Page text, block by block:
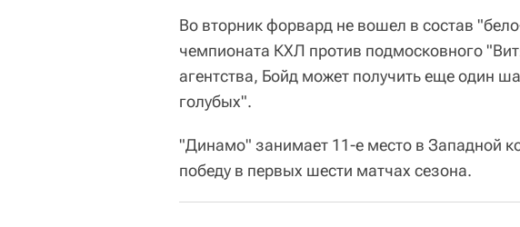
Во вторник форвард не вошел в состав
чемпионата КХЛ против подмосковного
агентства, Бойд может получить еще один
голубых".
"Динамо" занимает 11-е место в Западной
победу в первых шести матчах сезона.